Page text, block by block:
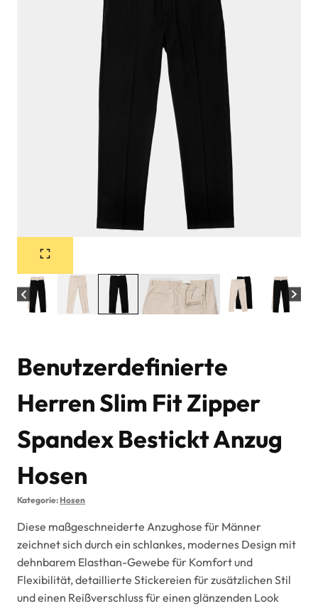
Benutzerdefinierte
Herren Slim Fit Zipper
Spandex Bestickt Anzug
Hosen
Kategorie:Hosen
Diese maßgeschneiderte Anzughose für Männer
zeichnet sich durch ein schlankes, modernes Design mit
dehnbarem Elasthan-Gewebe für Komfort und
Flexibilität, detaillierte Stickereien für zusätzlichen Stil
und einen Reißverschluss für einen glänzenden Look